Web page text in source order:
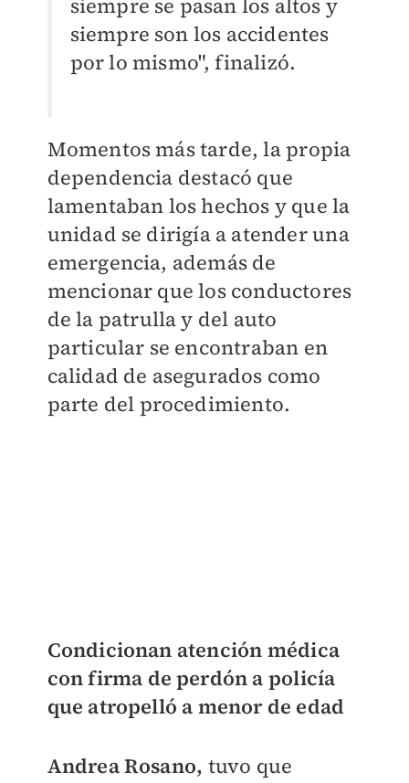
siempre son los accidentes
por lo mismo", finalizó.
Momentos más tarde, la propia
dependencia destacó que
lamentaban los hechos y que la
unidad se dirigía a atender una
emergencia, además de
mencionar que los conductores
de la patrulla y del auto
particular se encontraban en
calidad de asegurados como
parte del procedimiento.
Condicionan atención médica
con firma de perdón a policía
que atropelló a menor de edad
Andrea Rosano, tuvo que